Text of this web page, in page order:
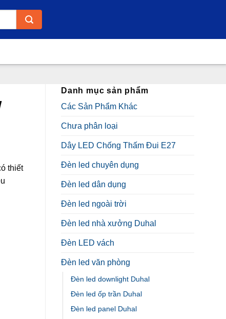
Danh mục sản phẩm
Các Sản Phẩm Khác
Chưa phân loại
Dây LED Chống Thấm Đui E27
Đèn led chuyên dụng
Đèn led dân dụng
Đèn led ngoài trời
Đèn led nhà xưởng Duhal
Đèn LED vách
Đèn led văn phòng
Đèn led downlight Duhal
Đèn led ốp trần Duhal
Đèn led panel Duhal
thiết